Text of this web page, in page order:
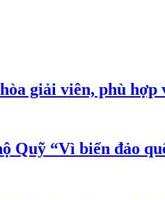
giải viên, phù hợp
Quỹ “Vì biển đảo